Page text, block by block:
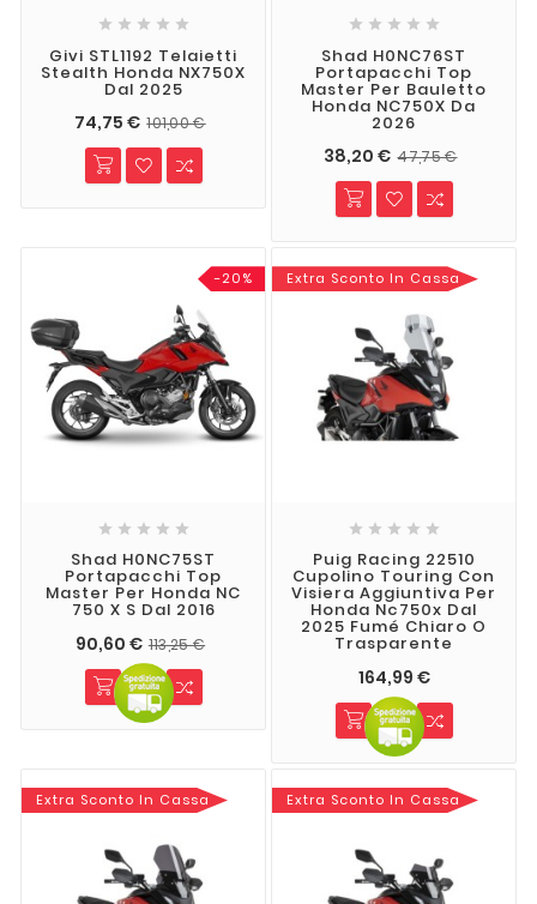
    
Givi STL1192 Telaietti
Stealth Honda NX750X
Dal 2025
74,75 € 101,00 €
    
Shad H0NC76ST
Portapacchi Top
Master Per Bauletto
Honda NC750X Da
2026
38,20 € 47,75 €
-20%
    
Shad H0NC75ST
Portapacchi Top
Master Per Honda NC
750 X S Dal 2016
90,60 € 113,25 €
Extra Sconto In Cassa
    
Puig Racing 22510
Cupolino Touring Con
Visiera Aggiuntiva Per
Honda Nc750x Dal
2025 Fumé Chiaro O
Trasparente
164,99 €
Extra Sconto In Cassa Extra Sconto In Cassa